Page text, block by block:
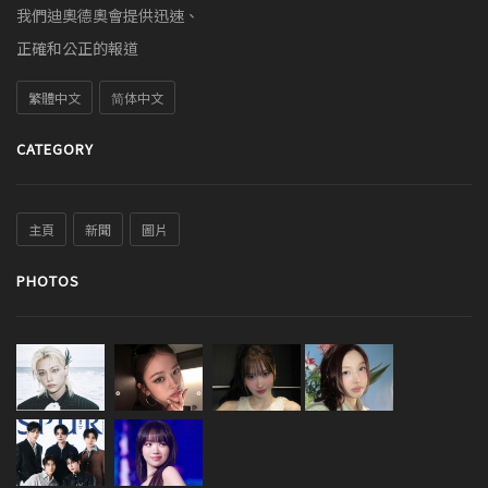
我們迪奧德奧會提供迅速、
正確和公正的報道
繁體中文 简体中文
CATEGORY
主頁 新聞 圖片
PHOTOS